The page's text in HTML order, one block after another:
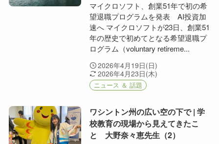
マイクロソフト、創業51年で初の希
望退職プログラムを発表 AI投資加
速へ マイクロソフトが23日、創業51
年の歴史で初めてとなる希望退職プ
ログラム（voluntary retireme...
2026年4月19日(日)
2026年4月23日(木)
ニュース ＆ 話題
ワシントン州の広い空の下で | 学
校教育の現場から見えてきたこ
と 大野奈々恵先生（2）